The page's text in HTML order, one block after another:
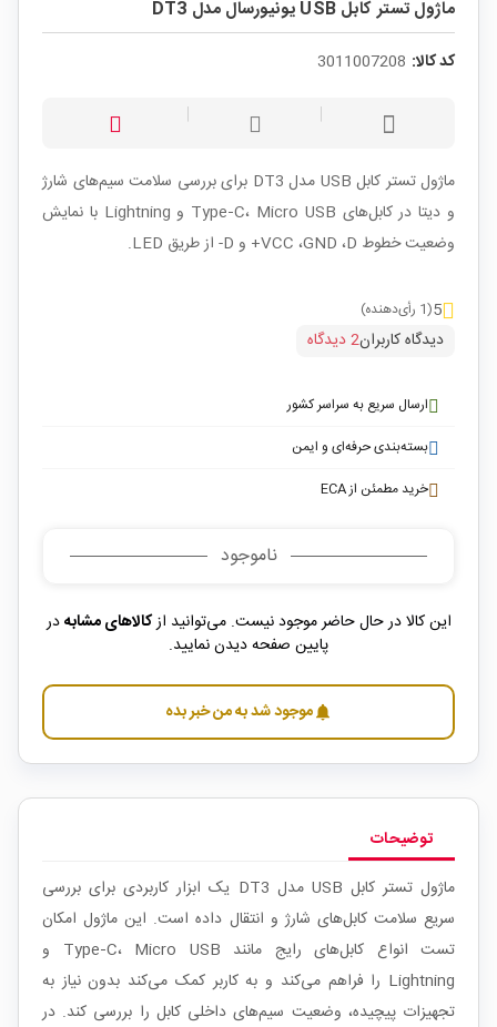
ماژول تستر کابل USB یونیورسال مدل DT3
کد کالا: 3011007208
ماژول تستر کابل USB مدل DT3 برای بررسی سلامت سیم‌های شارژ
و دیتا در کابل‌های Type‑C، Micro USB و Lightning با نمایش
وضعیت خطوط VCC ،GND ،D+ و D- از طریق LED.
5(1 رأی‌دهنده)
دیدگاه کاربران2 دیدگاه
ارسال سریع به سراسر کشور
بسته‌بندی حرفه‌ای و ایمن
خرید مطمئن از ECA
ناموجود
این کالا در حال حاضر موجود نیست. می‌توانید ازکالاهای مشابهدر
پایین صفحه دیدن نمایید.
notificationsموجود شد به من خبر بده
توضیحات
ماژول تستر کابل USB مدل DT3 یک ابزار کاربردی برای بررسی
سریع سلامت کابل‌های شارژ و انتقال داده است. این ماژول امکان
تست انواع کابل‌های رایج مانند Type‑C، Micro USB و
Lightning را فراهم می‌کند و به کاربر کمک می‌کند بدون نیاز به
تجهیزات پیچیده، وضعیت سیم‌های داخلی کابل را بررسی کند. در